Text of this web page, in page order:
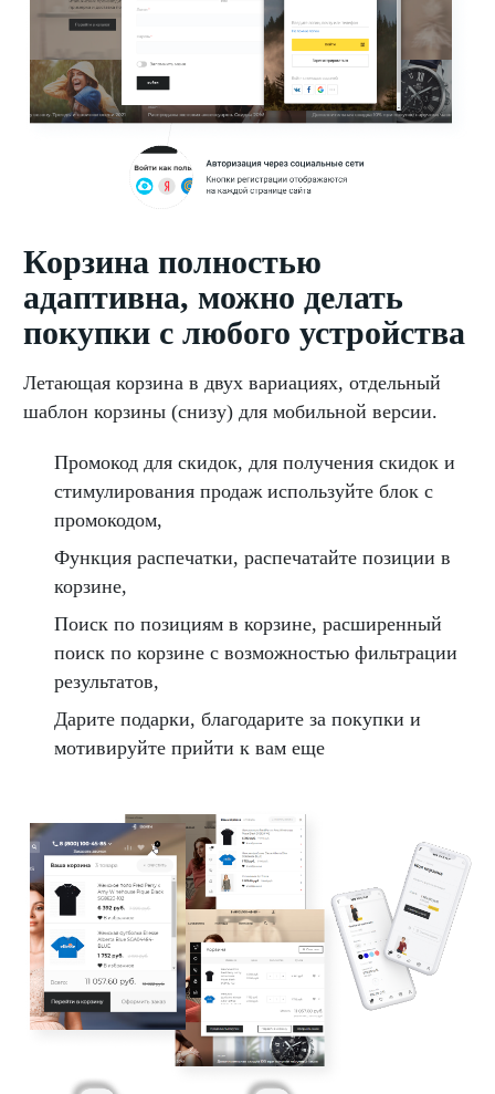
Корзина полностью
адаптивна, можно делать
покупки с любого устройства
Летающая корзина в двух вариациях, отдельный
шаблон корзины (снизу) для мобильной версии.
Промокод для скидок, для получения скидок и
стимулирования продаж используйте блок с
промокодом,
Функция распечатки, распечатайте позиции в
корзине,
Поиск по позициям в корзине, расширенный
поиск по корзине с возможностью фильтрации
результатов,
Дарите подарки, благодарите за покупки и
мотивируйте прийти к вам еще